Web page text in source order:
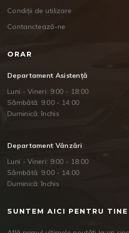
Condiții de utilizare
Contanctează-ne
ORAR
Departament Asistență
Luni - Vineri: 9:00 - 18:00
Sâmbătă: 9:00 - 14:00
Duminică: închis
Departament Vânzări
Luni - Vineri: 9:00 - 18:00
Sâmbătă: 9:00 - 14:00
Duminică: închis
SUNTEM AICI PENTRU TINE